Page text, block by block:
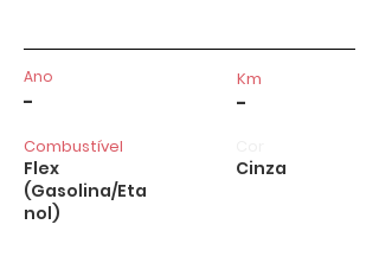
Ano
-
Combustível
Flex
(Gasolina/Eta
nol)
Km
-
Cinza